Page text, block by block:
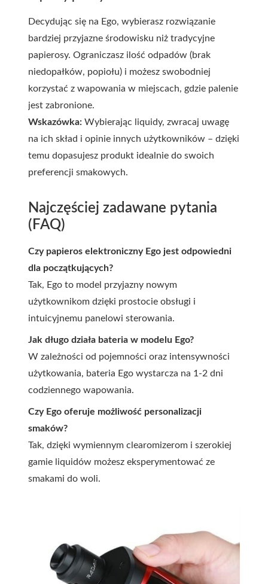
Decydując się na Ego, wybierasz rozwiązanie
bardziej przyjazne środowisku niż tradycyjne
papierosy. Ograniczasz ilość odpadów (brak
niedopałków, popiołu) i możesz swobodniej
korzystać z wapowania w miejscach, gdzie palenie
jest zabronione.
Wskazówka: Wybierając liquidy, zwracaj uwagę
na ich skład i opinie innych użytkowników – dzięki
temu dopasujesz produkt idealnie do swoich
preferencji smakowych.
Najczęściej zadawane pytania
(FAQ)
Czy papieros elektroniczny Ego jest odpowiedni
dla początkujących?
Tak, Ego to model przyjazny nowym
użytkownikom dzięki prostocie obsługi i
intuicyjnemu panelowi sterowania.
Jak długo działa bateria w modelu Ego?
W zależności od pojemności oraz intensywności
użytkowania, bateria Ego wystarcza na 1-2 dni
codziennego wapowania.
Czy Ego oferuje możliwość personalizacji
smaków?
Tak, dzięki wymiennym clearomizerom i szerokiej
gamie liquidów możesz eksperymentować ze
smakami do woli.